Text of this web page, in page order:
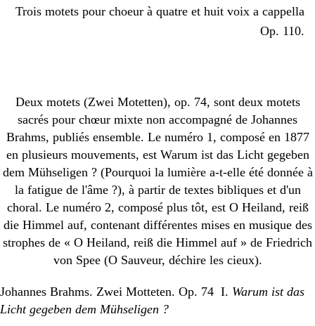
Trois motets pour choeur à quatre et huit voix a cappella
Op. 110.
Deux motets (Zwei Motetten), op. 74, sont deux motets
sacrés pour chœur mixte non accompagné de Johannes
Brahms, publiés ensemble. Le numéro 1, composé en 1877
en plusieurs mouvements, est Warum ist das Licht gegeben
dem Mühseligen ? (Pourquoi la lumière a-t-elle été donnée à
la fatigue de l'âme ?), à partir de textes bibliques et d'un
choral. Le numéro 2, composé plus tôt, est O Heiland, reiß
die Himmel auf, contenant différentes mises en musique des
strophes de « O Heiland, reiß die Himmel auf » de Friedrich
von Spee (O Sauveur, déchire les cieux).
Johannes Brahms. Zwei Motteten. Op. 74 I. Warum ist das
Licht gegeben dem Mühseligen ?